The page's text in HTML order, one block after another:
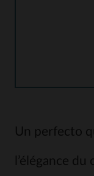
Un perfecto
l’élégance du